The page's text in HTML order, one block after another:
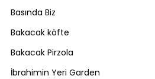
Basında Biz
Bakacak köfte
Bakacak Pirzola
İbrahimin Yeri Garden